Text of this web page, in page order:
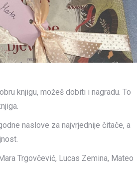
knjigu, možeš dobiti i nagradu. To
naslove za najvrjednije čitače, a
Trgovčević, Lucas Zemina, Mateo